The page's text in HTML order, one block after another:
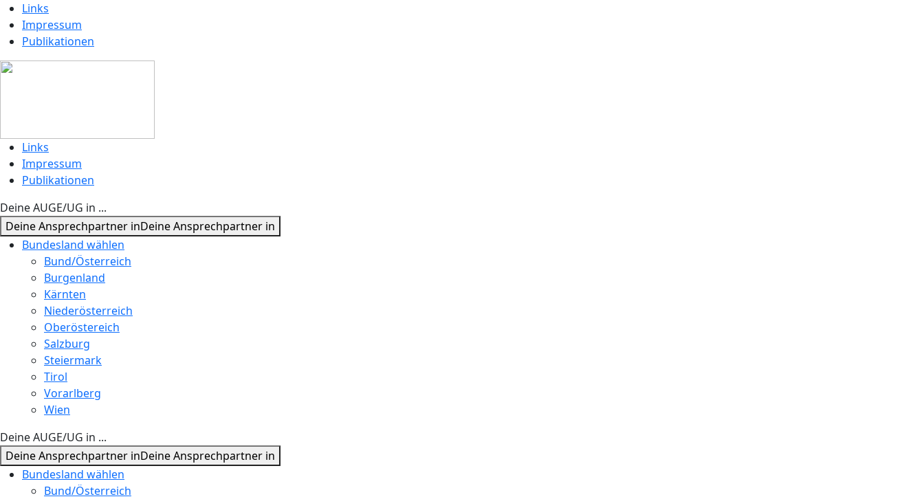
Links
Impressum
Publikationen
Links
Impressum
Publikationen
Deine AUGE/UG in ...
Deine Ansprechpartner inDeine Ansprechpartner in
Bundesland wählen
Bund/Österreich
Burgenland
Kärnten
Niederösterreich
Oberöstereich
Salzburg
Steiermark
Tirol
Vorarlberg
Wien
Deine AUGE/UG in ...
Deine Ansprechpartner inDeine Ansprechpartner in
Bundesland wählen
Bund/Österreich